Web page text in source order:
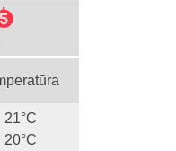
21°C
20°C